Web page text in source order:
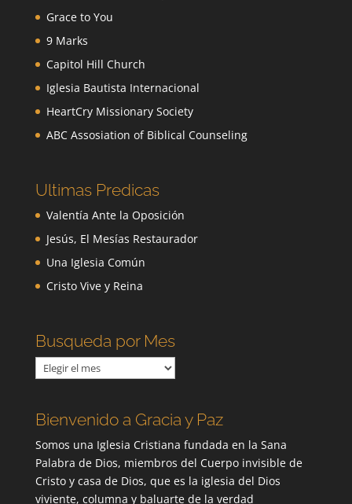
Grace to You
9 Marks
Capitol Hill Church
Iglesia Bautista Internacional
HeartCry Missionary Society
ABC Assosiation of Biblical Counseling
Ultimas Predicas
Valentía Ante la Oposición
Jesús, El Mesías Restaurador
Una Iglesia Común
Cristo Vive y Reina
Busqueda por Mes
Busqueda
por
Bienvenido a Gracia y Paz
Somos una Iglesia Cristiana fundada en la Sana
Palabra de Dios, miembros del Cuerpo invisible de
Cristo y casa de Dios, que es la iglesia del Dios
viviente, columna y baluarte de la verdad